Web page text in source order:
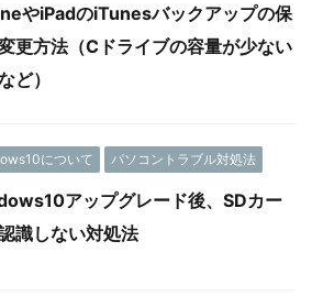
やiPadのiTunesバックアップの保
更方法（Cドライブの容量が少ない
ど）
について パソコントラブル対処法
アップグレード後、SDカー
識しない対処法